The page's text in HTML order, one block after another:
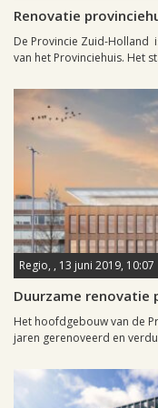
Renovatie
De Provincie Zuid-Holland
van het Provinciehuis. Het
Regio, , 13 juni 2019, 10:07
Duurzame renovatie
Het hoofdgebouw van de
jaren gerenoveerd en